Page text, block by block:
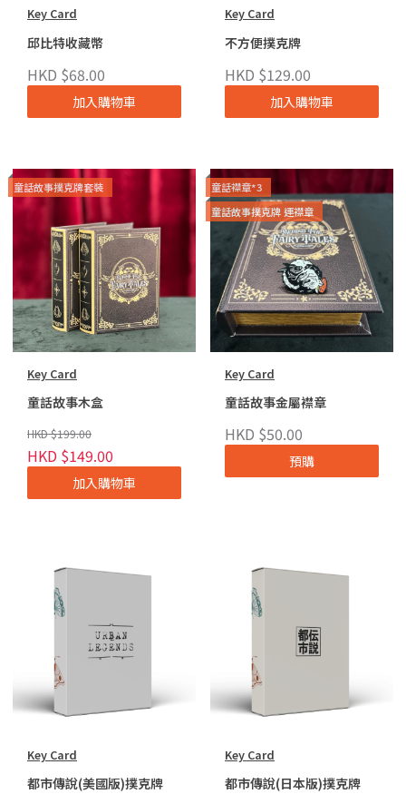
Key Card
邱比特收藏幣
HKD $68.00
加入購物車
Key Card
不方便撲克牌
HKD $129.00
加入購物車
童話故事撲克牌套裝
Key Card
童話故事木盒
HKD $199.00
HKD $149.00
加入購物車
童話襟章*3
童話故事撲克牌 連襟章
Key Card
童話故事金屬襟章
HKD $50.00
預購
Key Card
都市傳說(美國版)撲克牌
Key Card
都市傳說(日本版)撲克牌